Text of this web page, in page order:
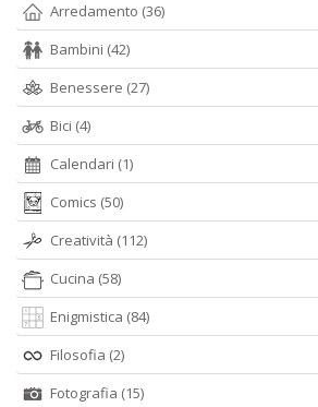
Arredamento (36)
Bambini (42)
Benessere (27)
Bici (4)
Calendari (1)
Comics (50)
Creatività (112)
Cucina (58)
Enigmistica (84)
Filosofia (2)
Fotografia (15)